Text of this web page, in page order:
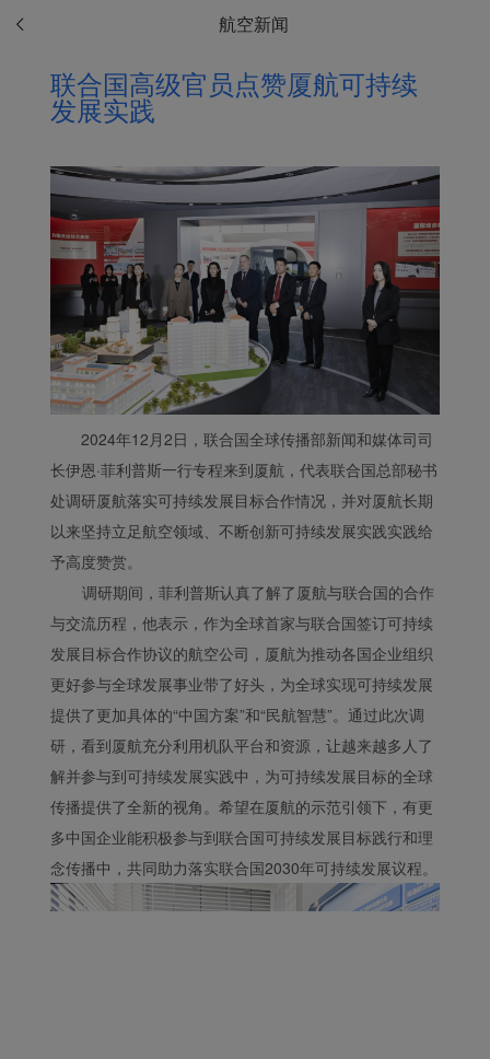
航空新闻
联合国高级官员点赞厦航可持续
发展实践
2024年12月2日，联合国全球传播部新闻和媒体司司
长伊恩·菲利普斯一行专程来到厦航，代表联合国总部秘书
处调研厦航落实可持续发展目标合作情况，并对厦航长期
以来坚持立足航空领域、不断创新可持续发展实践实践给
予高度赞赏。
调研期间，菲利普斯认真了解了厦航与联合国的合作
与交流历程，他表示，作为全球首家与联合国签订可持续
发展目标合作协议的航空公司，厦航为推动各国企业组织
更好参与全球发展事业带了好头，为全球实现可持续发展
提供了更加具体的“中国方案”和“民航智慧”。通过此次调
研，看到厦航充分利用机队平台和资源，让越来越多人了
解并参与到可持续发展实践中，为可持续发展目标的全球
传播提供了全新的视角。希望在厦航的示范引领下，有更
多中国企业能积极参与到联合国可持续发展目标践行和理
念传播中，共同助力落实联合国2030年可持续发展议程。